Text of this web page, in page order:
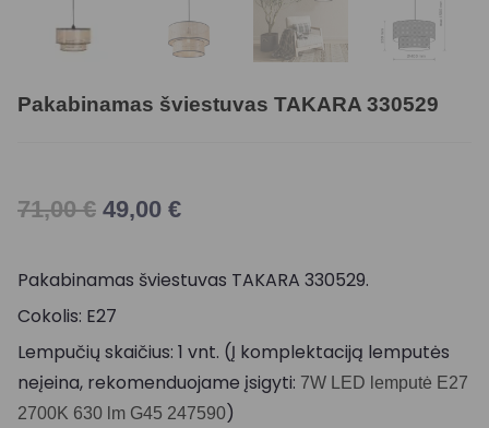
Pakabinamas šviestuvas TAKARA 330529
71,00€ 49,00 €
Pakabinamas šviestuvas TAKARA 330529.
Cokolis: E27
Lempučių skaičius: 1 vnt. (Į komplektaciją lemputės
neįeina, rekomenduojame įsigyti: 7W LED lemputė E27
2700K 630 lm G45 247590)